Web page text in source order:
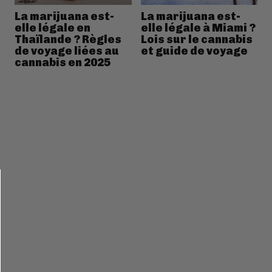
La marijuana est-
elle légale en
Thaïlande ? Règles
de voyage liées au
cannabis en 2025
La marijuana est-
elle légale à Miami ?
Lois sur le cannabis
et guide de voyage